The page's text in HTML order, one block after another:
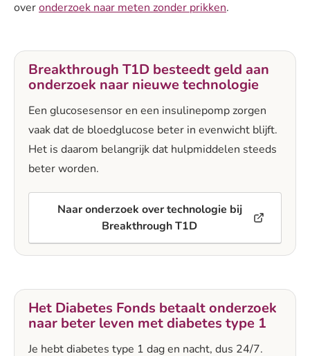
overonderzoek naar meten zonder prikken.
Breakthrough T1D besteedt geld aan
onderzoek naar nieuwe technologie
Een glucosesensor en een insulinepomp zorgen
vaak dat de bloedglucose beter in evenwicht blijft.
Het is daarom belangrijk dat hulpmiddelen steeds
beter worden.
Naar onderzoek over technologie bij
Breakthrough T1D
Het Diabetes Fonds betaalt onderzoek
naar beter leven met diabetes type 1
Je hebt diabetes type 1 dag en nacht, dus 24/7.